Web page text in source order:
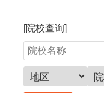
[院校查询]